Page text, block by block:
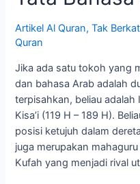
Artikel Al Quran,Tak
Quran
Jika ada satu tokoh yang
dan bahasa Arab adalah
terpisahkan, beliau
Kisa’i (119 H – 189 H).
posisi ketujuh dalam
juga merupakan
Kufah yang menjadi rival